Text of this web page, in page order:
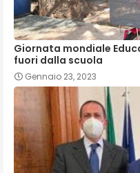
Giornata mondiale
fuori dalla scuola
Gennaio 23, 2023